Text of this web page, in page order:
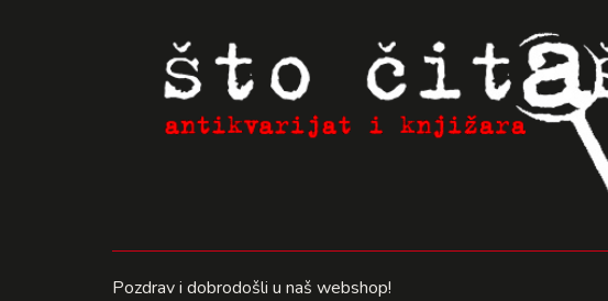
Pozdrav i dobrodošli u naš webshop!